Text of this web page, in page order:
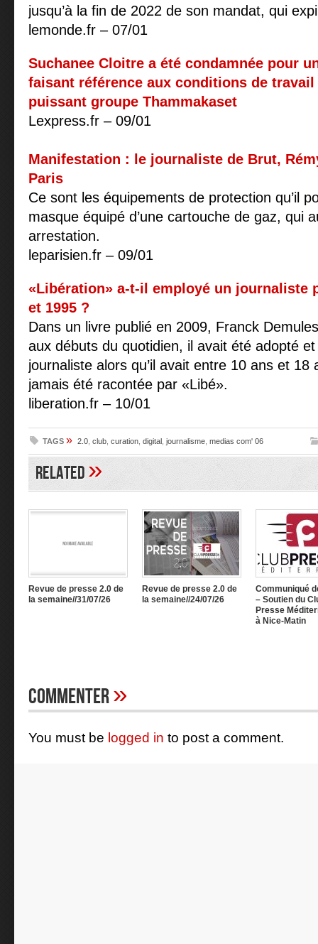
jusqu’à la fin de 2022 de son mandat, qui
lemonde.fr – 07/01
Suchanee Cloitre a été condamnée pour
faisant référence aux conditions de
puissant groupe Thammakaset
Lexpress.fr – 09/01
Manifestation : le journaliste de Brut,
Paris
Ce sont les équipements de protection qu’il
masque équipé d’une cartouche de gaz, qui
arrestation.
leparisien.fr – 09/01
«Libération» a-t-il employé un journaliste
et 1995 ?
Dans un livre publié en 2009, Franck
aux débuts du quotidien, il avait été adopté
journaliste alors qu’il avait entre 10 ans et 18
jamais été racontée par «Libé».
liberation.fr – 10/01
TAGS » 2.0 club curation digital journalisme medias com' 06
Related»
Revue de presse 2.0 de
la semaine//31/07/26
Revue de presse 2.0 de
la semaine//24/07/26
Communiqué
– Soutien du
Presse
à Nice-Matin
Commenter»
You must be logged in to post a comment.